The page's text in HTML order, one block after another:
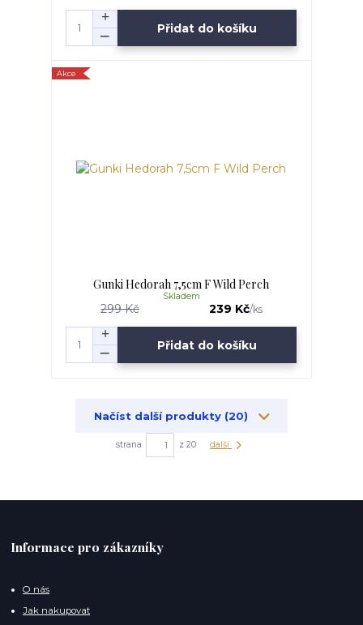
Přidat do košíku
Akce
Gunki Hedorah 7,5cm F Wild Perch
299 Kč 239 Kč/ks
Skladem
Přidat do košíku
Načíst další produkty (20)
strana z 20 další
Informace pro zákazníky
O nás
Jak nakupovat